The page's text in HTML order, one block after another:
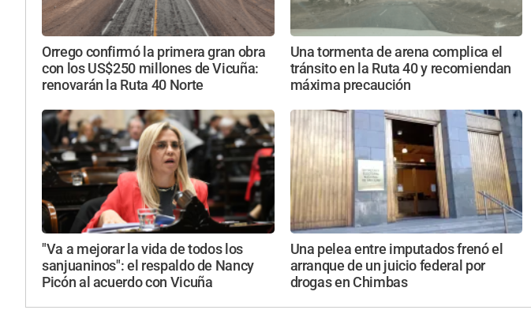
Orrego confirmó la primera gran obra
con los US$250 millones de Vicuña:
renovarán la Ruta 40 Norte
Una tormenta de arena complica el
tránsito en la Ruta 40 y recomiendan
máxima precaución
"Va a mejorar la vida de todos los
sanjuaninos": el respaldo de Nancy
Picón al acuerdo con Vicuña
Una pelea entre imputados frenó el
arranque de un juicio federal por
drogas en Chimbas